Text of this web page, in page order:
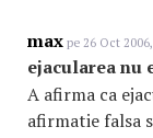
max pe 26 Oct
ejacularea nu
A afirma ca
afirmatie falsa